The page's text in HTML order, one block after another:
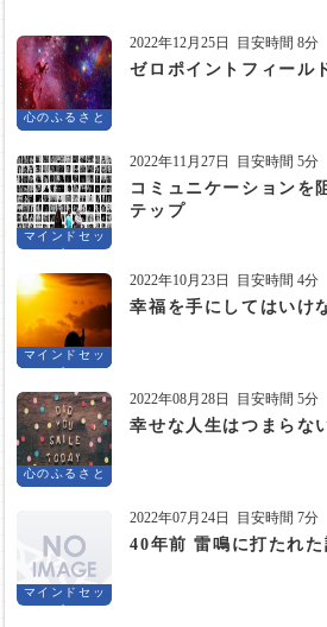
心のふるさと
2022年12月25日 目安時間 8分
ゼロポイントフィール
マインドセッ
ト
2022年11月27日 目安時間 5分
コミュニケーションを
テップ
マインドセッ
ト
2022年10月23日 目安時間 4分
幸福を手にしてはいけ
心のふるさと
2022年08月28日 目安時間 5分
幸せな人生はつまらな
マインドセッ
ト
2022年07月24日 目安時間 7分
40年前 雷鳴に打たれた